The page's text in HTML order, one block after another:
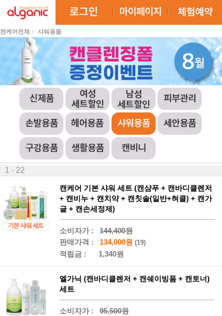
캔케어전체 샤워용품
최신순 낮은가격 높은가격 상품명 최다리뷰
1 - 22
캔케어 기본 샤워 세트 (캔샴푸 + 캔바디클렌저
+ 캔비누 + 캔치약 + 캔칫솔(일반+혀클) + 캔가
글 + 캔손세정제)
소비자가 :
144,400원
판매가격 :
134,000원 (19)
적립금 : 1,340원
엘가닉 (캔바디클렌저 + 캔쉐이빙폼 + 캔토너)
세트
소비자가 :
95,500원